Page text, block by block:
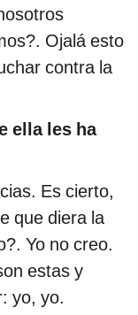
Ojalá esto
contra la
ella les ha
Es cierto,
que diera la
Yo no creo.
estas y
yo, yo.